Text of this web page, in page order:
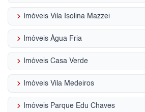
keyboard_arrow_right Imóveis Vila Isolina Mazzei
keyboard_arrow_right Imóveis Água Fria
keyboard_arrow_right Imóveis Casa Verde
keyboard_arrow_right Imóveis Vila Medeiros
keyboard_arrow_right Imóveis Parque Edu Chaves